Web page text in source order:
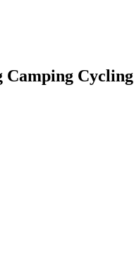
Cycling